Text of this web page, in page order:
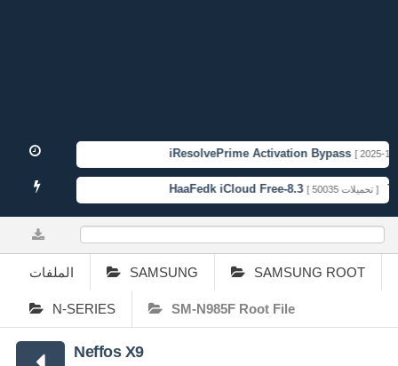
iResolvePrime Activation Bypass [ 2025-11-
HaaFedk iCloud Free-8.3 [ 50035 تحميلات ]
الملفات SAMSUNG SAMSUNG ROOT
N-SERIES SM-N985F Root File
Neffos X9